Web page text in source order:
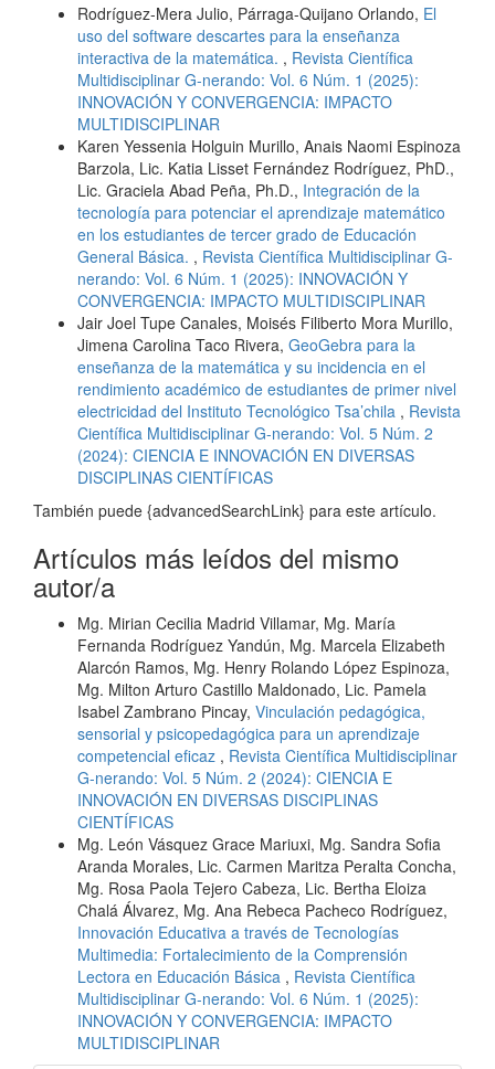
Rodríguez-Mera Julio, Párraga-Quijano Orlando, El
uso del software descartes para la enseñanza
interactiva de la matemática. , Revista Científica
Multidisciplinar G-nerando: Vol. 6 Núm. 1 (2025):
INNOVACIÓN Y CONVERGENCIA: IMPACTO
MULTIDISCIPLINAR
Karen Yessenia Holguin Murillo, Anais Naomi Espinoza
Barzola, Lic. Katia Lisset Fernández Rodríguez, PhD.,
Lic. Graciela Abad Peña, Ph.D., Integración de la
tecnología para potenciar el aprendizaje matemático
en los estudiantes de tercer grado de Educación
General Básica. , Revista Científica Multidisciplinar G-
nerando: Vol. 6 Núm. 1 (2025): INNOVACIÓN Y
CONVERGENCIA: IMPACTO MULTIDISCIPLINAR
Jair Joel Tupe Canales, Moisés Filiberto Mora Murillo,
Jimena Carolina Taco Rivera, GeoGebra para la
enseñanza de la matemática y su incidencia en el
rendimiento académico de estudiantes de primer nivel
electricidad del Instituto Tecnológico Tsa’chila , Revista
Científica Multidisciplinar G-nerando: Vol. 5 Núm. 2
(2024): CIENCIA E INNOVACIÓN EN DIVERSAS
DISCIPLINAS CIENTÍFICAS
También puede {advancedSearchLink} para este artículo.
Artículos más leídos del mismo
autor/a
Mg. Mirian Cecilia Madrid Villamar, Mg. María
Fernanda Rodríguez Yandún, Mg. Marcela Elizabeth
Alarcón Ramos, Mg. Henry Rolando López Espinoza,
Mg. Milton Arturo Castillo Maldonado, Lic. Pamela
Isabel Zambrano Pincay, Vinculación pedagógica,
sensorial y psicopedagógica para un aprendizaje
competencial eficaz , Revista Científica Multidisciplinar
G-nerando: Vol. 5 Núm. 2 (2024): CIENCIA E
INNOVACIÓN EN DIVERSAS DISCIPLINAS
CIENTÍFICAS
Mg. León Vásquez Grace Mariuxi, Mg. Sandra Sofia
Aranda Morales, Lic. Carmen Maritza Peralta Concha,
Mg. Rosa Paola Tejero Cabeza, Lic. Bertha Eloiza
Chalá Álvarez, Mg. Ana Rebeca Pacheco Rodríguez,
Innovación Educativa a través de Tecnologías
Multimedia: Fortalecimiento de la Comprensión
Lectora en Educación Básica , Revista Científica
Multidisciplinar G-nerando: Vol. 6 Núm. 1 (2025):
INNOVACIÓN Y CONVERGENCIA: IMPACTO
MULTIDISCIPLINAR